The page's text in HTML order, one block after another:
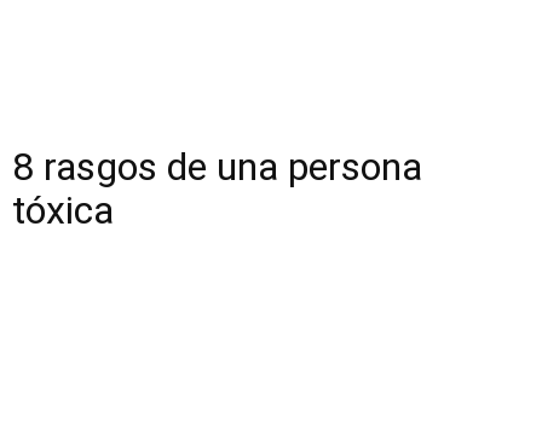
8 rasgos de una persona
tóxica